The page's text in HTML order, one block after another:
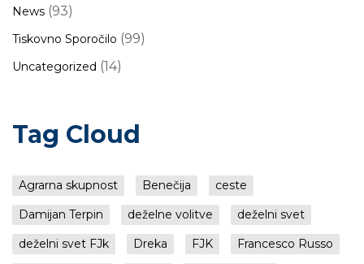
News (93)
Tiskovno Sporočilo (99)
Uncategorized (14)
Tag Cloud
Agrarna skupnost Benečija
ceste
Damijan Terpin
deželne volitve
deželni svet
deželni svet FJk
Dreka FJK
Francesco Russo